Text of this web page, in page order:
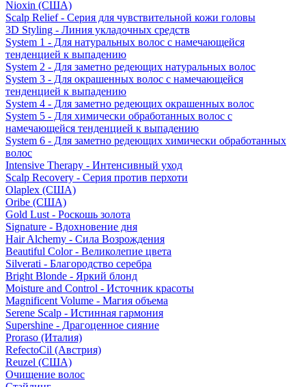
Nioxin (США)
Scalp Relief - Серия для чувствительной кожи головы
3D Styling - Линия укладочных средств
System 1 - Для натуральных волос с намечающейся
тенденцией к выпадению
System 2 - Для заметно редеющих натуральных волос
System 3 - Для окрашенных волос с намечающейся
тенденцией к выпадению
System 4 - Для заметно редеющих окрашенных волос
System 5 - Для химически обработанных волос с
намечающейся тенденцией к выпадению
System 6 - Для заметно редеющих химически обработанных
волос
Intensive Therapy - Интенсивный уход
Scalp Recovery - Серия против перхоти
Olaplex (США)
Oribe (США)
Gold Lust - Роскошь золота
Signature - Вдохновение дня
Hair Alchemy - Сила Возрождения
Beautiful Color - Великолепие цвета
Silverati - Благородство серебра
Bright Blonde - Яркий блонд
Moisture and Control - Источник красоты
Magnificent Volume - Магия объема
Serene Scalp - Истинная гармония
Supershine - Драгоценное сияние
Proraso (Италия)
RefectoCil (Австрия)
Reuzel (США)
Очищение волос